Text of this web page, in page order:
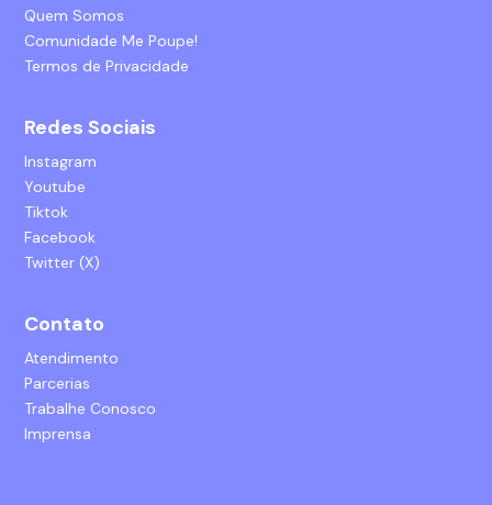
Quem Somos
Comunidade Me Poupe!
Termos de Privacidade
Redes Sociais
Instagram
Youtube
Tiktok
Facebook
Twitter (X)
Contato
Atendimento
Parcerias
Trabalhe Conosco
Imprensa